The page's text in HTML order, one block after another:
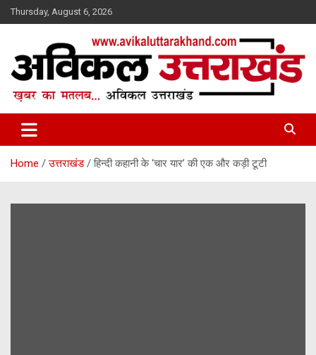
Skip
to
Thursday, August 6, 2026
Avikal Uttarakhand
Home उत्तराखंड हिन्दी कहानी के ‘चार यार’ की एक और कड़ी टूटी